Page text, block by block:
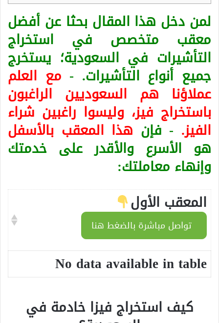
لمن دخل هذا المقال بحثا عن أفضل
معقب متخصص في استخراج
التأشيرات في السعودية؛ يستخرج
جميع أنواع التأشيرات. - مع العلم
عملاؤنا هم السعوديين الراغبون
باستخراج فيز، وليسوا راغبين شراء
الفيز. - فإن هذا المعقب بالأسفل
هو الأسرع والأقدر على خدمتك
وإنهاء معاملتك:
المعقب الأول
تواصل مباشرة بالضغط هنا
No data available in table
كيف استخراج فيزا خادمة في